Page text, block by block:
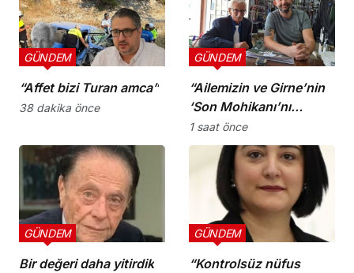
“Affet bizi Turan amca”
GÜNDEM
38 dakika önce
“Ailemizin ve Girne’nin
‘Son Mohikanı’nı
kaybettik”
GÜNDEM
1 saat önce
Bir değeri daha yitirdik
GÜNDEM
“Kontrolsüz nüfus
GÜNDEM